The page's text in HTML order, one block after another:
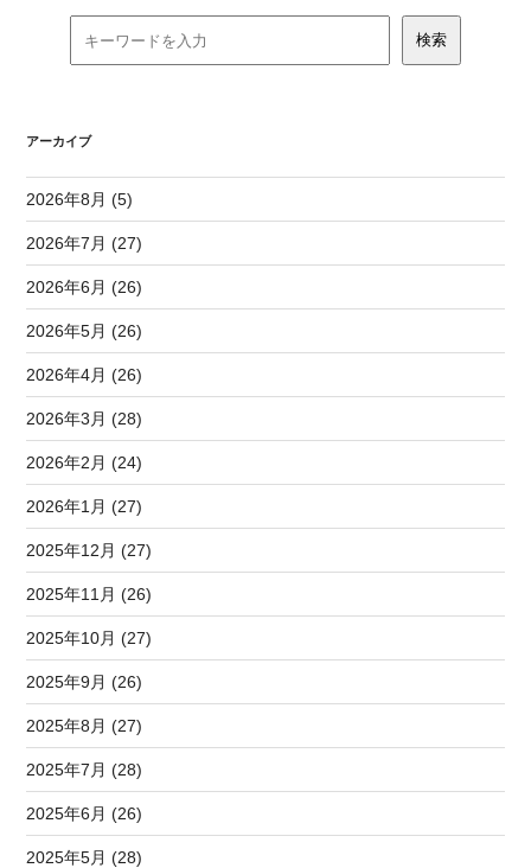
アーカイブ
2026年8月 (5)
2026年7月 (27)
2026年6月 (26)
2026年5月 (26)
2026年4月 (26)
2026年3月 (28)
2026年2月 (24)
2026年1月 (27)
2025年12月 (27)
2025年11月 (26)
2025年10月 (27)
2025年9月 (26)
2025年8月 (27)
2025年7月 (28)
2025年6月 (26)
2025年5月 (28)